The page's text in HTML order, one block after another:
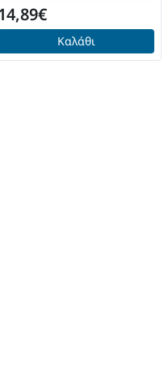
Καλάθι